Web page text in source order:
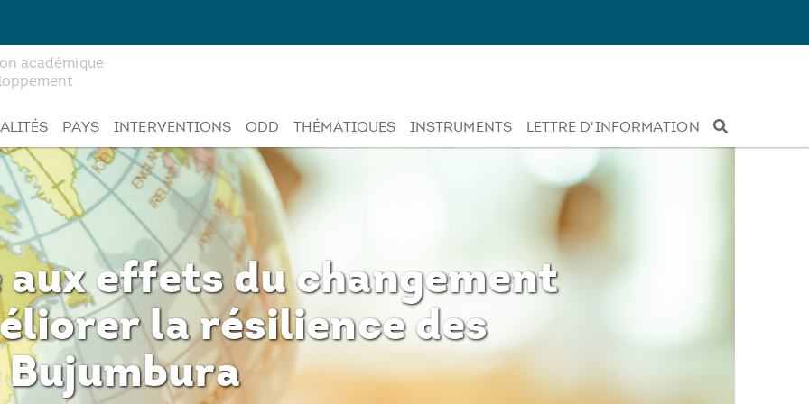
académique
PAYS INTERVENTIONS ODD THÉMATIQUES INSTRUMENTS LETTRE D'INFORMATION
effets du changement
la résilience des